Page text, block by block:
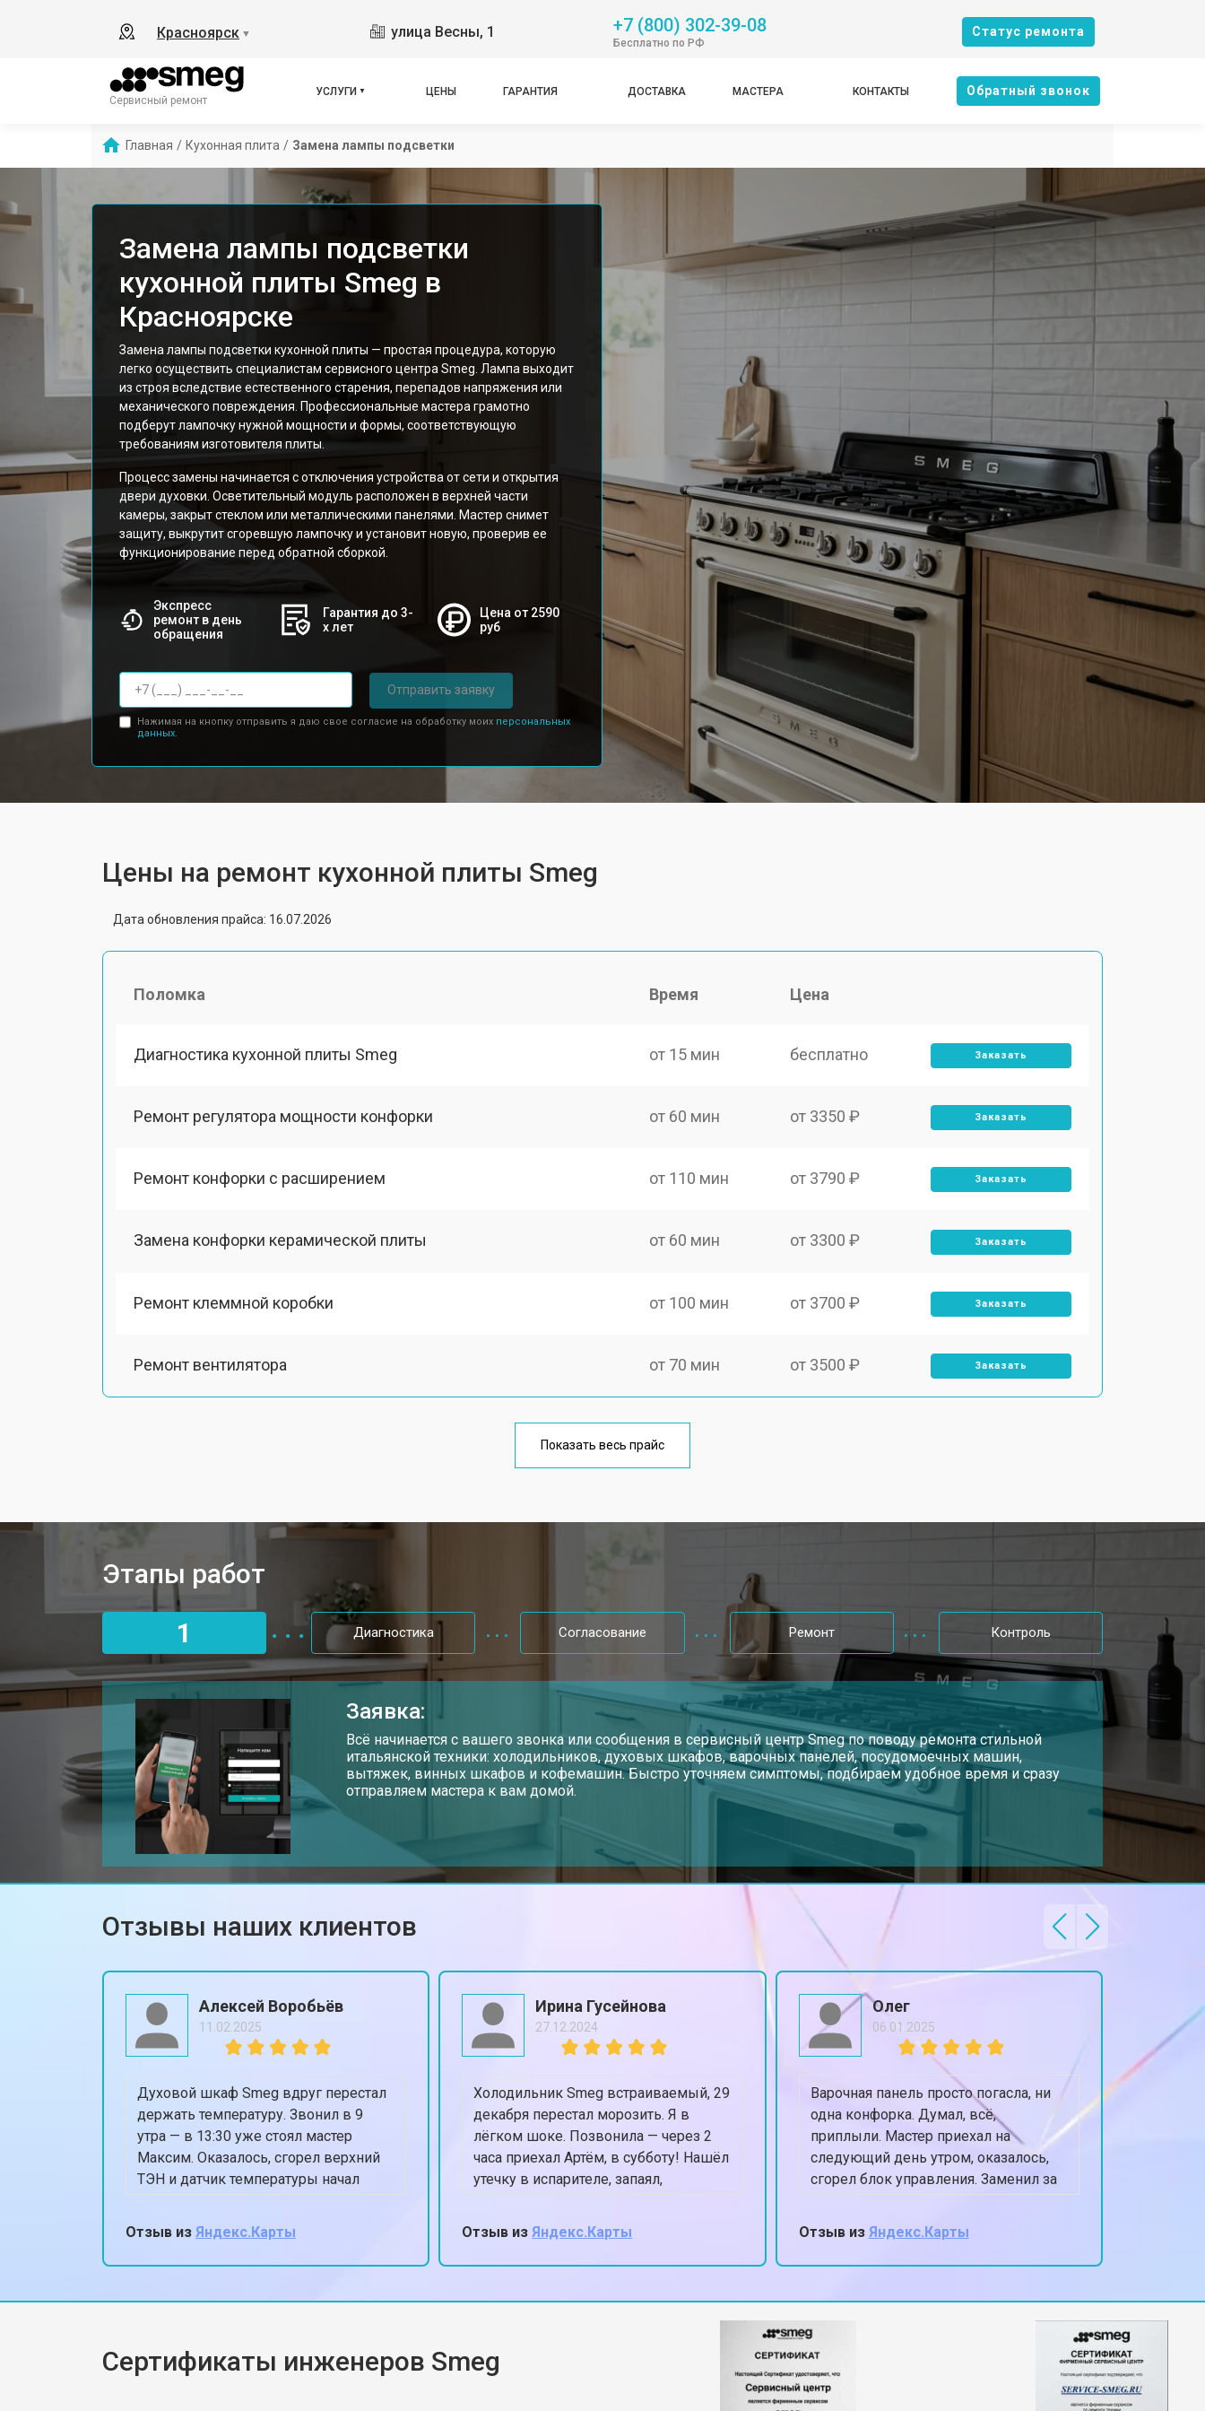
Красноярск ▼ улица Весны, 1 +7 (800) 302-39-08
Бесплатно по РФ
Cтатус ремонта
Сервисный ремонт
УСЛУГИ ЦЕНЫ ГАРАНТИЯ ДОСТАВКА МАСТЕРА КОНТАКТЫ Oбратный звонок
Главная / Кухонная плита / Замена лампы подсветки
Замена лампы подсветки
кухонной плиты Smeg в
Красноярске
Замена лампы подсветки кухонной плиты — простая процедура, которую
легко осуществить специалистам сервисного центра Smeg. Лампа выходит
из строя вследствие естественного старения, перепадов напряжения или
механического повреждения. Профессиональные мастера грамотно
подберут лампочку нужной мощности и формы, соответствующую
требованиям изготовителя плиты.
Процесс замены начинается с отключения устройства от сети и открытия
двери духовки. Осветительный модуль расположен в верхней части
камеры, закрыт стеклом или металлическими панелями. Мастер снимет
защиту, выкрутит сгоревшую лампочку и установит новую, проверив ее
функционирование перед обратной сборкой.
Экспресс
ремонт в день
обращения
Гарантия до 3-
х лет
Цена от 2590
руб
Отправить заявку
Нажимая на кнопку отправить я даю свое согласие на обработку моих персональных
данных.
Цены на ремонт кухонной плиты Smeg
Дата обновления прайса: 16.07.2026
Поломка Время Цена
Диагностика кухонной плиты Smeg от 15 мин бесплатно Заказать
Ремонт регулятора мощности конфорки от 60 мин от 3350 ₽ Заказать
Ремонт конфорки с расширением от 110 мин от 3790 ₽ Заказать
Замена конфорки керамической плиты от 60 мин от 3300 ₽ Заказать
Ремонт клеммной коробки от 100 мин от 3700 ₽ Заказать
Ремонт вентилятора от 70 мин от 3500 ₽ Заказать
от 120 мин
Замена таймера кухонной плиты Smeg от 60 мин от 3100 ₽ Заказать
Замена термостата от 90 мин от 3000 ₽ Заказать
Ремонт электропроводки от 60 мин от 2750 ₽ Заказать
Ремонт чугунной конфорки от 60 мин от 2600 ₽
Показать весь прайс
Этапы работ
1
Диагностика Согласование Ремонт Контроль
Заявка:
Всё начинается с вашего звонка или сообщения в сервисный центр Smeg по поводу ремонта стильной
итальянской техники: холодильников, духовых шкафов, варочных панелей, посудомоечных машин,
вытяжек, винных шкафов и кофемашин. Быстро уточняем симптомы, подбираем удобное время и сразу
отправляем мастера к вам домой.
Отзывы наших клиентов
Алексей Воробьёв
11.02.2025
Духовой шкаф Smeg вдруг перестал
держать температуру. Звонил в 9
утра — в 13:30 уже стоял мастер
Максим. Оказалось, сгорел верхний
ТЭН и датчик температуры начал
глючить. Поменяли всё
оригинальным, духовка теперь греет
ровно 180, когда ставлю 180.
Спасибо, жена снова готовит пироги!
Отзыв из Яндекс.Карты
Ирина Гусейнова
27.12.2024
Холодильник Smeg встраиваемый, 29
декабря перестал морозить. Я в
лёгком шоке. Позвонила — через 2
часа приехал Артём, в субботу! Нашёл
утечку в испарителе, запаял,
заправил. К вечеру уже -18 в
морозилке. Спасли Новый год,
честное слово.
Отзыв изЯндекс.Карты
Олег
06.01.2025
Варочная панель просто погасла, ни
одна конфорка. Думал, всё,
приплыли. Мастер приехал на
следующий день утром, оказалось,
сгорел блок управления. Заменил за
40 минут, цена как и сказали по
телефону.
Отзыв из Яндекс.Карты
Сертификаты инженеров Smeg